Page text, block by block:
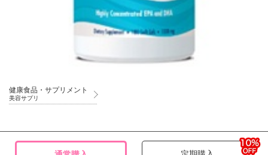
健康食品・サプリメント
美容サプリ